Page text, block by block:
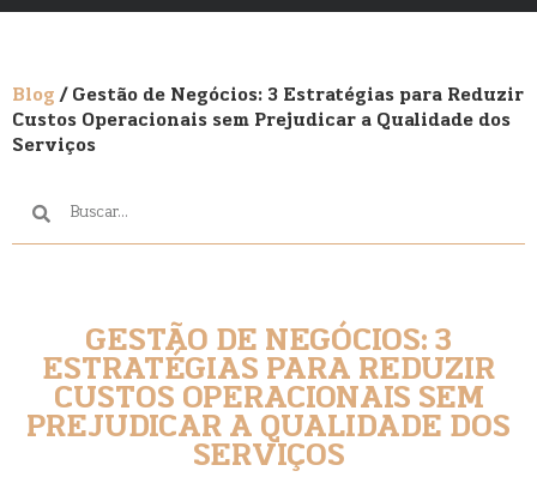
Blog/ Gestão de Negócios: 3 Estratégias para Reduzir
Custos Operacionais sem Prejudicar a Qualidade dos
Serviços
GESTÃO DE NEGÓCIOS: 3
ESTRATÉGIAS PARA REDUZIR
CUSTOS OPERACIONAIS SEM
PREJUDICAR A QUALIDADE DOS
SERVIÇOS